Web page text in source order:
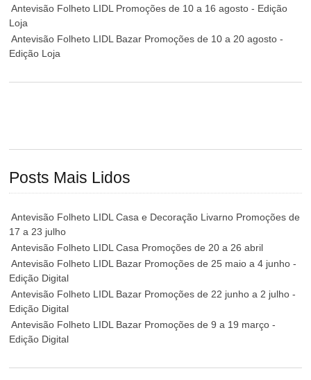
Antevisão Folheto LIDL Promoções de 10 a 16 agosto - Edição
Loja
Antevisão Folheto LIDL Bazar Promoções de 10 a 20 agosto -
Edição Loja
Posts Mais Lidos
Antevisão Folheto LIDL Casa e Decoração Livarno Promoções de
17 a 23 julho
Antevisão Folheto LIDL Casa Promoções de 20 a 26 abril
Antevisão Folheto LIDL Bazar Promoções de 25 maio a 4 junho -
Edição Digital
Antevisão Folheto LIDL Bazar Promoções de 22 junho a 2 julho -
Edição Digital
Antevisão Folheto LIDL Bazar Promoções de 9 a 19 março -
Edição Digital